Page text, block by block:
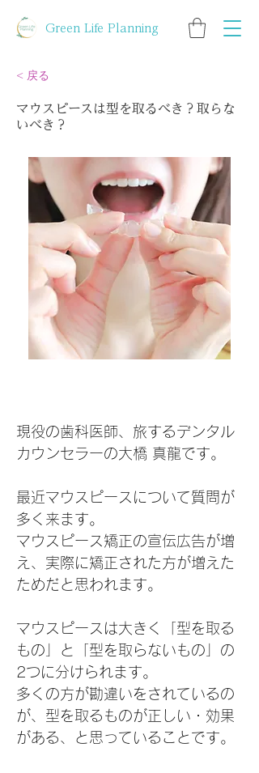
Green Life Planning
< 戻る
マウスピースは型を取るべき？取らな
いべき？
現役の歯科医師、旅するデンタル
カウンセラーの大橋 真龍です。
最近マウスピースについて質問が
多く来ます。
マウスピース矯正の宣伝広告が増
え、実際に矯正された方が増えた
ためだと思われます。
マウスピースは大きく「型を取る
もの」と「型を取らないもの」の
2つに分けられます。
多くの方が勘違いをされているの
が、型を取るものが正しい・効果
がある、と思っていることです。